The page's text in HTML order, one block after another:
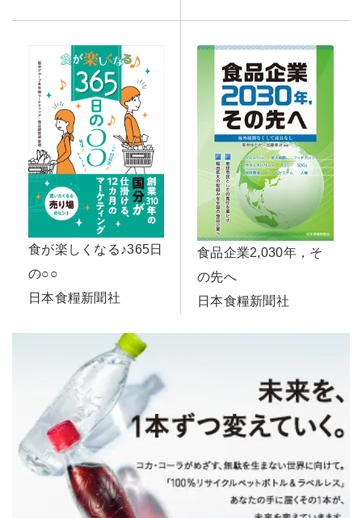
食が楽しくなる♪365日
の○○
日本食糧新聞社
食品企業2,030年，そ
の先へ
日本食糧新聞社